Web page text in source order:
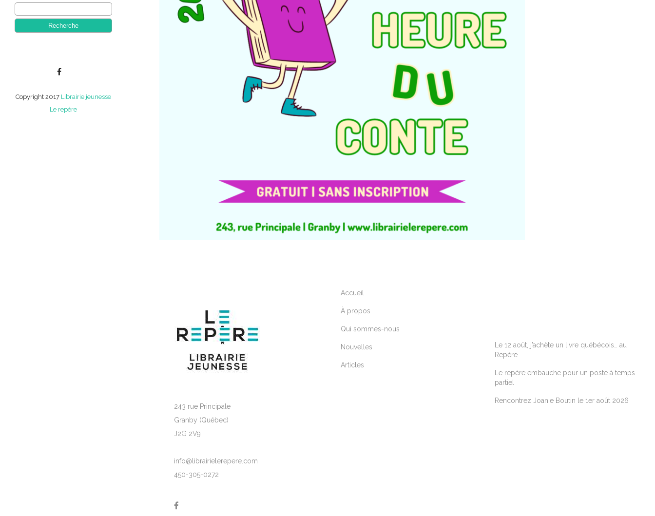
Copyright 2017 Librairie jeunesse
Le repère
243 rue Principale
Granby (Québec)
J2G 2V9
info@librairielerepere.com
450-305-0272
Accueil
À propos
Qui sommes-nous
Nouvelles
Articles
Le 12 août, j’achète un livre québécois… au
Repère
Le repère embauche pour un poste à temps
partiel
Rencontrez Joanie Boutin le 1er août 2026